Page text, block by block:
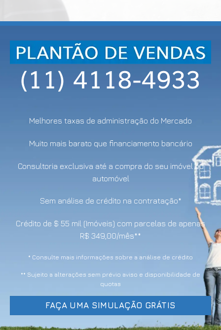
Melhores taxas de administração do Mercado
Muito mais barato que financiamento bancário
Consultoria exclusiva até a compra do seu imóvel ou
automóvel
Sem análise de crédito na contratação*
Crédito de $ 55 mil (Imóveis) com parcelas de apenas
R$ 349,00/mês**
* Consulte mais informações sobre a análise de crédito
** Sujeito a alterações sem prévio aviso e disponibilidade de
quotas
FAÇA UMA SIMULAÇÃO GRÁTIS